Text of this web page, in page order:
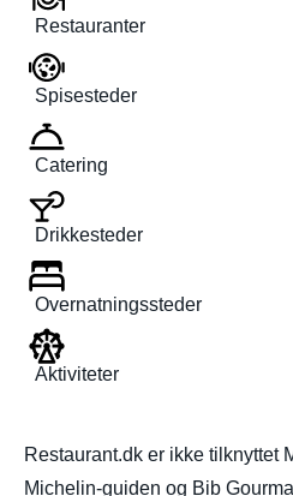
Restauranter
Spisesteder
Catering
Drikkesteder
Overnatningssteder
Aktiviteter
Restaurant.dk er ikke tilknyttet
Michelin-guiden og Bib